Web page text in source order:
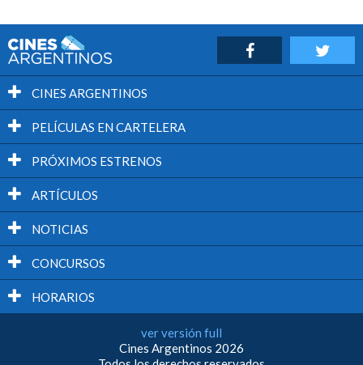
CINES ARGENTINOS
PELÍCULAS EN CARTELERA
PRÓXIMOS ESTRENOS
ARTÍCULOS
NOTICIAS
CONCURSOS
HORARIOS
ver versión full
Cines Argentinos 2026